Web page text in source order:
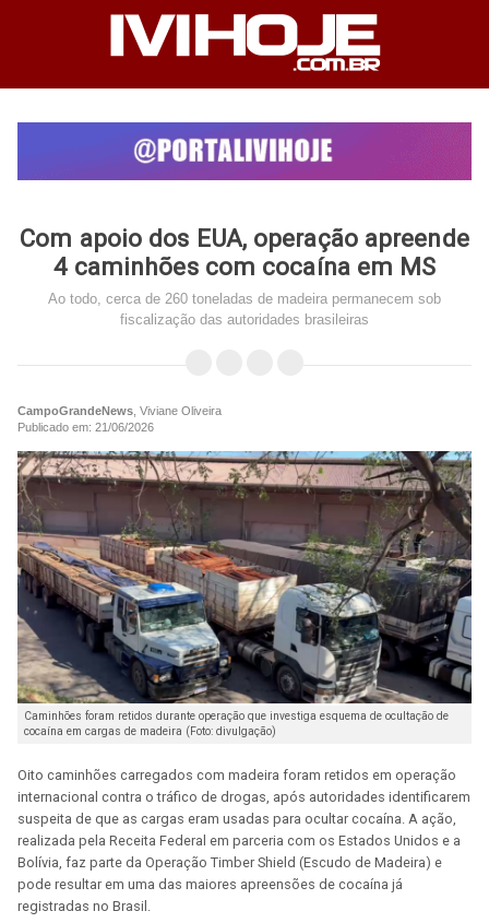
Com apoio dos EUA, operação apreende
4 caminhões com cocaína em MS
Ao todo, cerca de 260 toneladas de madeira permanecem sob
fiscalização das autoridades brasileiras
CampoGrandeNews , Viviane Oliveira
Publicado em: 21/06/2026
Caminhões foram retidos durante operação que investiga esquema de ocultação de
cocaína em cargas de madeira (Foto: divulgação)
Oito caminhões carregados com madeira foram retidos em operação
internacional contra o tráfico de drogas, após autoridades identificarem
suspeita de que as cargas eram usadas para ocultar cocaína. A ação,
realizada pela Receita Federal em parceria com os Estados Unidos e a
Bolívia, faz parte da Operação Timber Shield (Escudo de Madeira) e
pode resultar em uma das maiores apreensões de cocaína já
registradas no Brasil.